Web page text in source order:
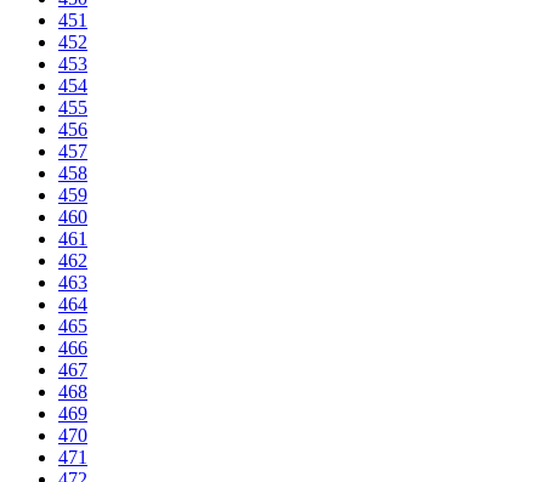
451
452
453
454
455
456
457
458
459
460
461
462
463
464
465
466
467
468
469
470
471